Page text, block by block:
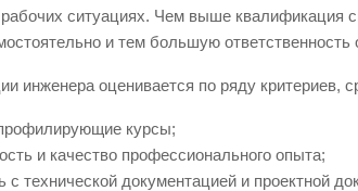
ситуациях. Чем выше квалификация
и тем большую ответственность
инженера оценивается по ряду критериев,
курсы;
и качество профессионального опыта;
с технической документацией и проектной